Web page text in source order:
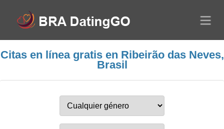
Citas en línea gratis en Ribeirão das Neves,
Brasil